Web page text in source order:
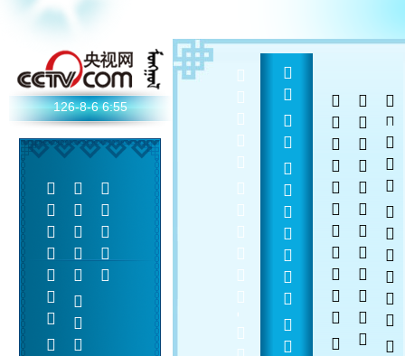
126-8-66:55
    -      